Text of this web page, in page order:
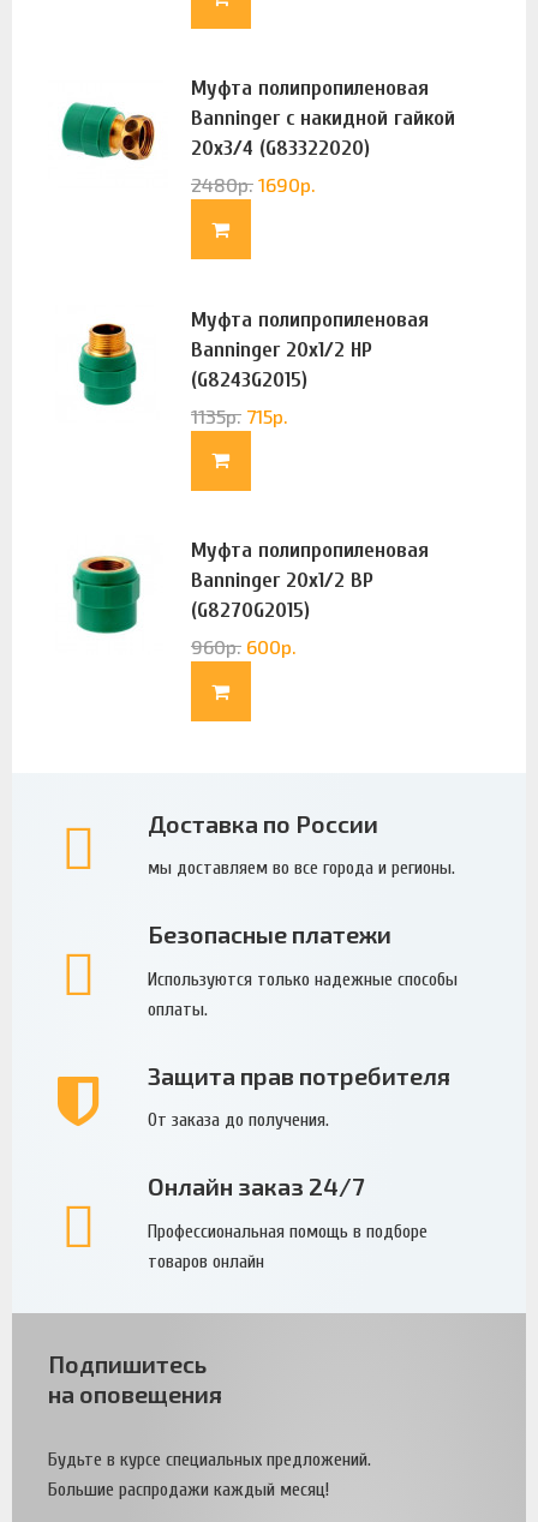
Муфта полипропиленовая
Banninger с накидной гайкой
20х3/4 (G83322020)
2480р. 1690р.
Муфта полипропиленовая
Banninger 20х1/2 НР
(G8243G2015)
1135р. 715р.
Муфта полипропиленовая
Banninger 20х1/2 ВР
(G8270G2015)
960р. 600р.
Доставка по России
мы доставляем во все города и регионы.
Безопасные платежи
Используются только надежные способы
оплаты.
Защита прав потребителя
От заказа до получения.
Онлайн заказ 24/7
Профессиональная помощь в подборе
товаров онлайн
Подпишитесь
на оповещения
Будьте в курсе специальных предложений.
Большие распродажи каждый месяц!